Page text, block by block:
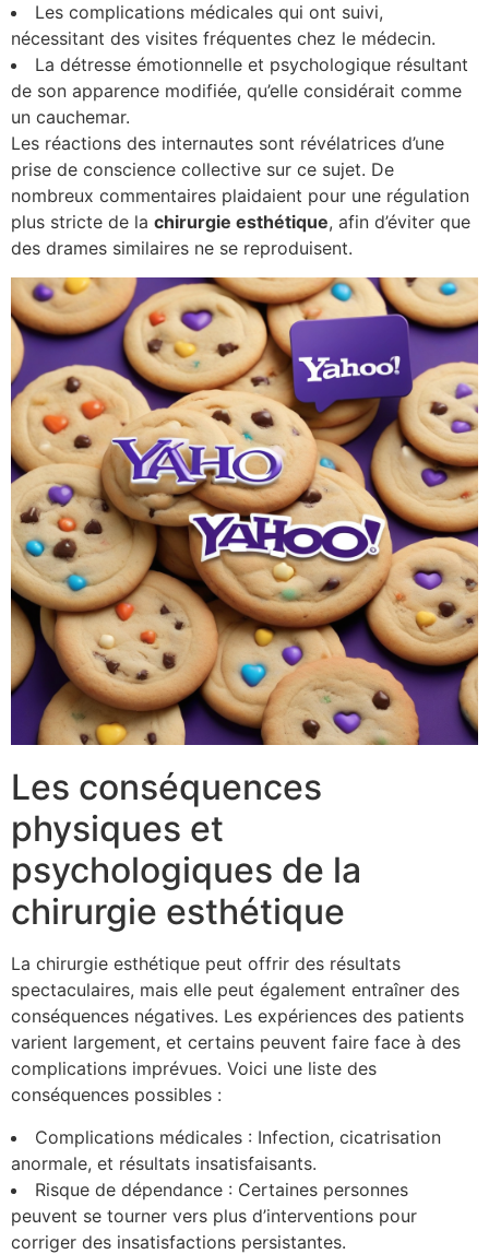
Les complications médicales qui ont suivi,
nécessitant des visites fréquentes chez le médecin.
La détresse émotionnelle et psychologique résultant
de son apparence modifiée, qu’elle considérait comme
un cauchemar.
Les réactions des internautes sont révélatrices d’une
prise de conscience collective sur ce sujet. De
nombreux commentaires plaidaient pour une régulation
plus stricte de la chirurgie esthétique, afin d’éviter que
des drames similaires ne se reproduisent.
Les conséquences
physiques et
psychologiques de la
chirurgie esthétique
La chirurgie esthétique peut offrir des résultats
spectaculaires, mais elle peut également entraîner des
conséquences négatives. Les expériences des patients
varient largement, et certains peuvent faire face à des
complications imprévues. Voici une liste des
conséquences possibles :
Complications médicales : Infection, cicatrisation
anormale, et résultats insatisfaisants.
Risque de dépendance : Certaines personnes
peuvent se tourner vers plus d’interventions pour
corriger des insatisfactions persistantes.